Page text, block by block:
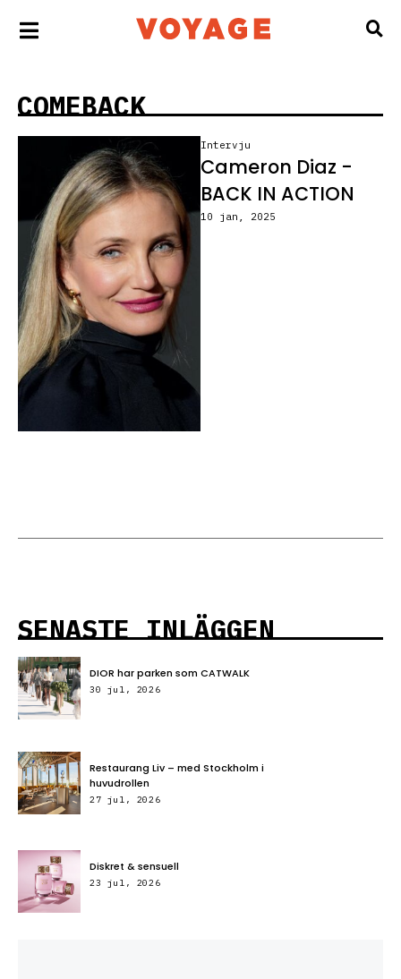
COMEBACK
Intervju
Cameron Diaz -
BACK IN ACTION
10 jan, 2025
SENASTE INLÄGGEN
DIOR har parken som CATWALK
30 jul, 2026
Restaurang Liv – med Stockholm i
huvudrollen
27 jul, 2026
Diskret & sensuell
23 jul, 2026